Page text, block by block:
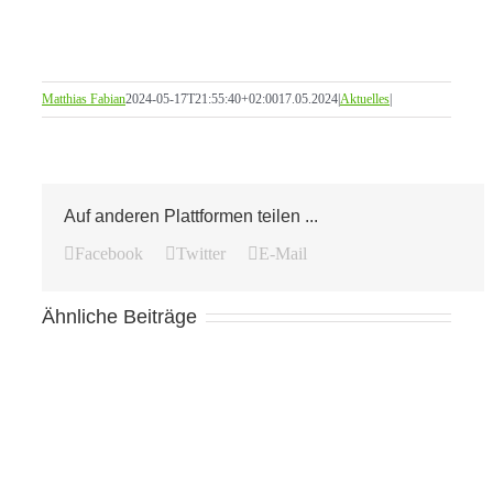
Matthias Fabian2024-05-17T21:55:40+02:0017.05.2024|Aktuelles|
Auf anderen Plattformen teilen ...
Facebook
Twitter E-Mail
Ähnliche Beiträge